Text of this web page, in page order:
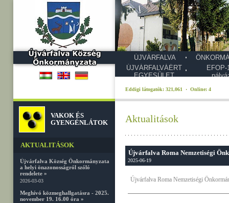
ÚJVÁRFALVA
ÚJVÁRFALVÁÉRT
EGYESÜLET
EFOP-
Eddigi látogatók: 321,061 · Online: 4
VAKOK ÉS
GYENGÉNLÁTOK
AKTUALITÁSOK
Újvárfalva Község Önkormányzata
a helyi önazonosságról szóló
rendelete »
2026-03-03
Meghívó közmeghallgatásra - 2025.
november 19. 16.00 óra »
Aktualitások
Újvárfalva Roma Nemzetiségi
2025-06-19
Újvárfalva Roma Nemzetiségi